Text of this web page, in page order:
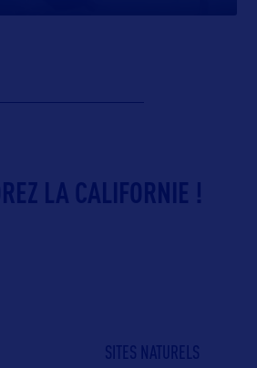
LA CALIFORNIE !
SITES NATURELS